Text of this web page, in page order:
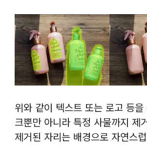
위와 같이 텍스트 또는 로고 등
크뿐만 아니라 특정 사물까지 제
제거된 자리는 배경으로 자연스